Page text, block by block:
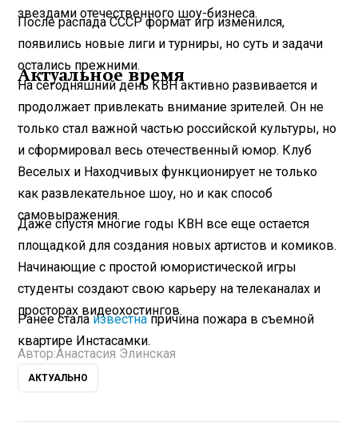
звездами отечественного шоу-бизнеса.
После распада СССР формат игр изменился,
появились новые лиги и турниры, но суть и задачи
остались прежними.
Актуальное время
На сегодняшний день КВН активно развивается и
продолжает привлекать внимание зрителей. Он не
только стал важной частью российской культуры, но
и сформировал весь отечественный юмор. Клуб
Веселых и Находчивых функционирует не только
как развлекательное шоу, но и как способ
самовыражения.
Даже спустя многие годы КВН все еще остается
площадкой для создания новых артистов и комиков.
Начинающие с простой юмористической игры
студенты создают свою карьеру на телеканалах и
просторах видеохостингов.
Ранее сталаизвестнапричина пожара в съемной
квартире Инстасамки.
Автор:Анастасия Элинская
АКТУАЛЬНО